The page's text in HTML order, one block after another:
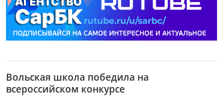
Вольская школа победила на
всероссийском конкурсе